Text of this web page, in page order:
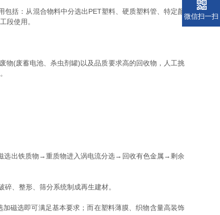
括：从混合物料中分选出PET塑料、硬质塑料管、特定颜
段使用。
(废蓄电池、杀虫剂罐)以及品质要求高的回收物，人工挑
出铁质物→重质物进入涡电流分选→回收有色金属→剩余
、整形、筛分系统制成再生建材。
磁选即可满足基本要求；而在塑料薄膜、织物含量高装饰
微信扫一扫